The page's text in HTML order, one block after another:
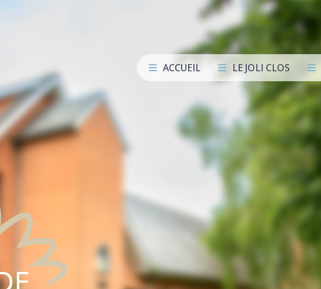
ACCUEIL LE JOLI CLOS